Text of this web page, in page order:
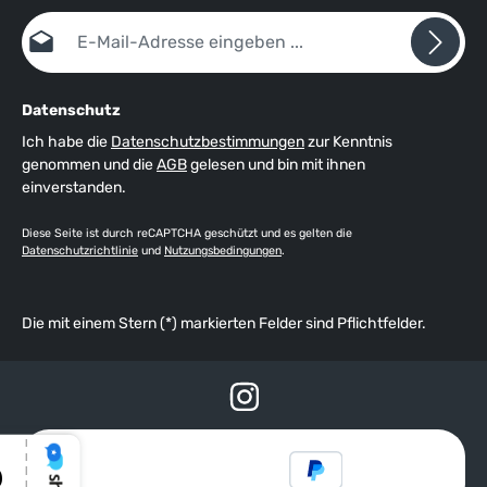
E-Mail-Adresse*
Datenschutz
Ich habe die Datenschutzbestimmungenzur Kenntnis
genommen und dieAGBgelesen und bin mit ihnen
einverstanden.
Diese Seite ist durch reCAPTCHA geschützt und es gelten die
Datenschutzrichtlinie und Nutzungsbedingungen.
Die mit einem Stern (*) markierten Felder sind Pflichtfelder.